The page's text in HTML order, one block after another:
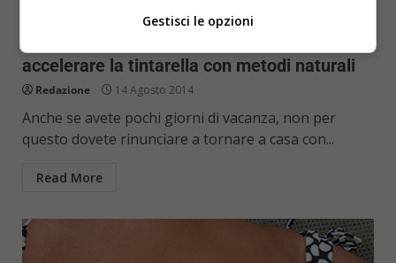
accelerare la tintarella con metodi naturali
Redazione 14 Agosto 2014
Anche se avete pochi giorni di vacanza, non per
questo dovete rinunciare a tornare a casa con...
Read More
Gestisci le opzioni